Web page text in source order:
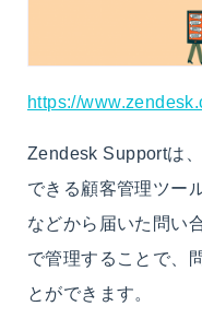
https://
Zendesk Supportは
できる顧客管理ツー
などから届いた問い
で管理することで、
とができます。